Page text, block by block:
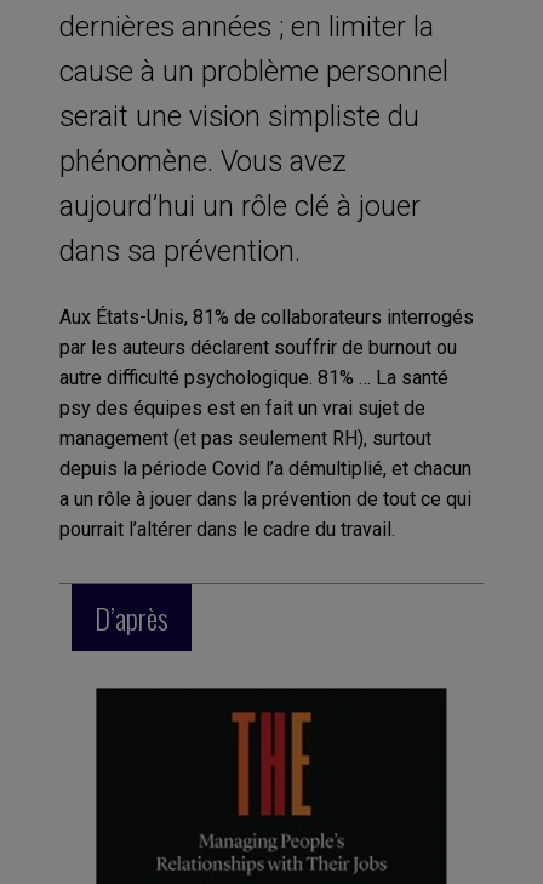
dernières années ; en limiter la
cause à un problème personnel
serait une vision simpliste du
phénomène. Vous avez
aujourd’hui un rôle clé à jouer
dans sa prévention.
Aux États-Unis, 81% de collaborateurs interrogés
par les auteurs déclarent souffrir de burnout ou
autre difficulté psychologique. 81% … La santé
psy des équipes est en fait un vrai sujet de
management (et pas seulement RH), surtout
depuis la période Covid l’a démultiplié, et chacun
a un rôle à jouer dans la prévention de tout ce qui
pourrait l’altérer dans le cadre du travail.
D’après